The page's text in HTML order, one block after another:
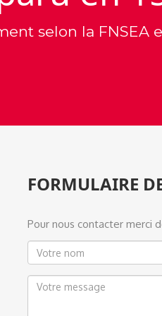
selon la FNSEA
FORMULAIRE
Pour nous contacter merci